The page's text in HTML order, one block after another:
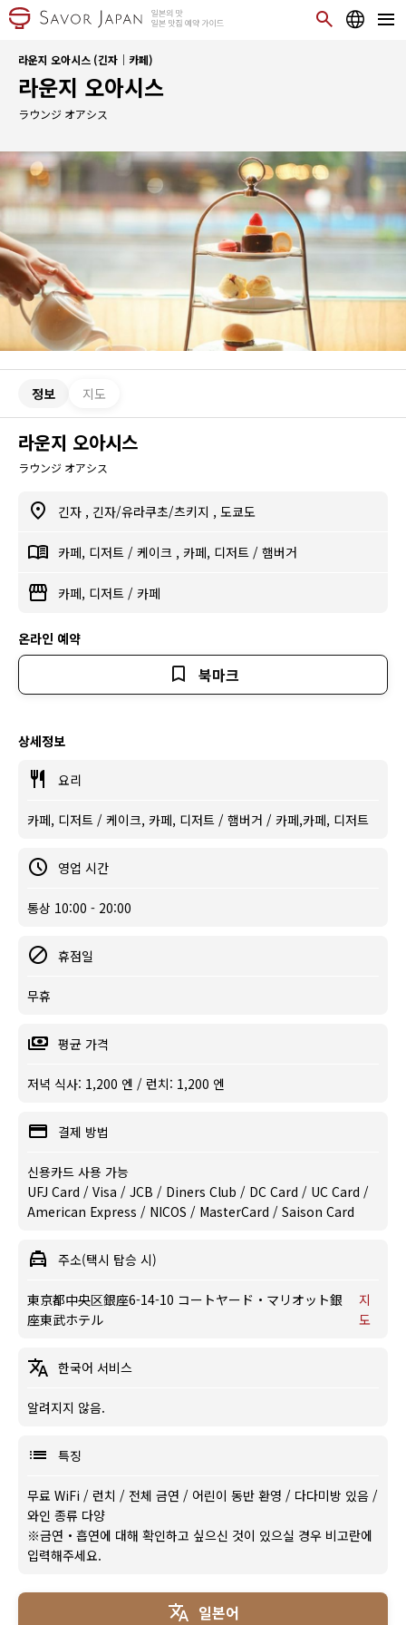
라운지 오아시스 (긴자｜카페)
라운지 오아시스
ラウンジ オアシス
정보 지도
라운지 오아시스
ラウンジ オアシス
긴자 , 긴자/유라쿠초/츠키지 , 도쿄도
카페, 디저트 / 케이크 , 카페, 디저트 / 햄버거
카페, 디저트 / 카페
온라인 예약
북마크
상세정보
요리
카페, 디저트 / 케이크, 카페, 디저트 / 햄버거 / 카페,카페, 디저트
영업 시간
통상 10:00 - 20:00
휴점일
무휴
평균 가격
저녁 식사: 1,200 엔 / 런치: 1,200 엔
결제 방법
신용카드 사용 가능
UFJ Card / Visa / JCB / Diners Club / DC Card / UC Card /
American Express / NICOS / MasterCard / Saison Card
주소(택시 탑승 시)
東京都中央区銀座6-14-10 コートヤード・マリオット銀
座東武ホテル
지
도
한국어 서비스
알려지지 않음.
특징
무료 WiFi / 런치 / 전체 금연 / 어린이 동반 환영 / 다다미방 있음 /
와인 종류 다양
※금연・흡연에 대해 확인하고 싶으신 것이 있으실 경우 비고란에
입력해주세요.
일본어